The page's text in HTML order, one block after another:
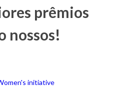
prêmios
nossos!